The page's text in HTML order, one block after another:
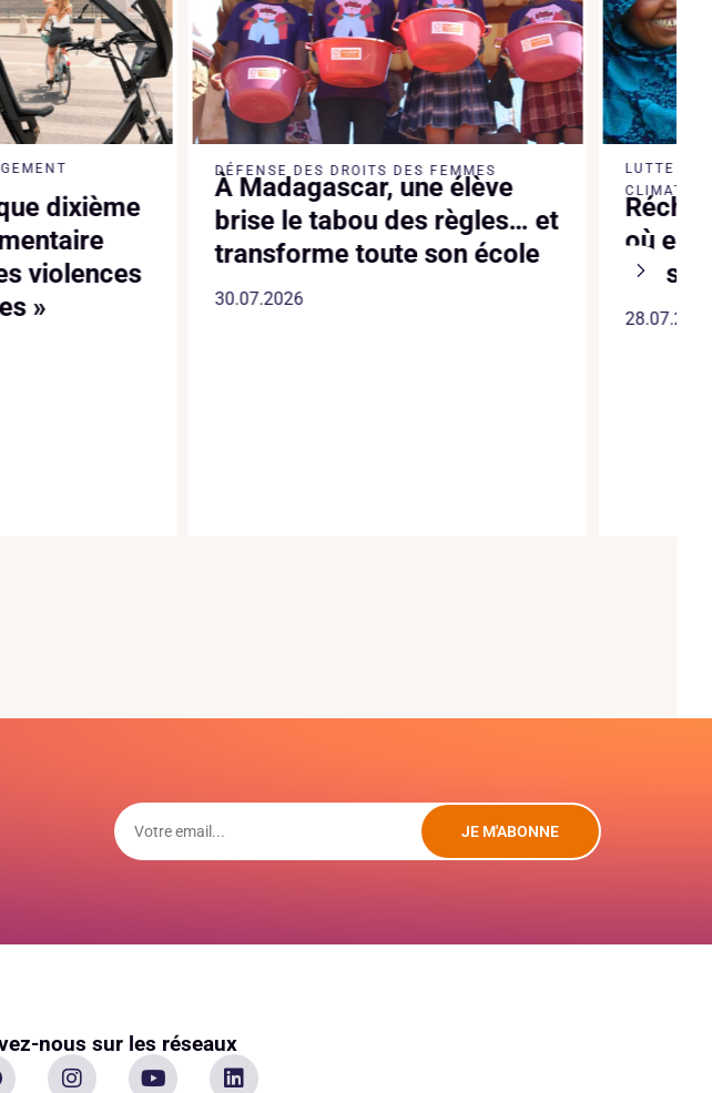
dixième
violences
»
DÉFENSE DES DROITS DES FEMMES
À Madagascar, une élève
brise le tabou des règles… et
transforme toute son école
30.07.2026
LUTTE
où en
les
JE M'ABONNE
nous sur les réseaux